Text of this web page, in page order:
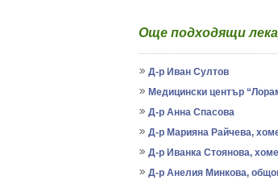
Още подходящи
Д-р Иван Султов
Медицински център
Д-р Анна Спасова
Д-р Марияна Райчева,
Д-р Иванка Стоянова,
Д-р Анелия Минкова,